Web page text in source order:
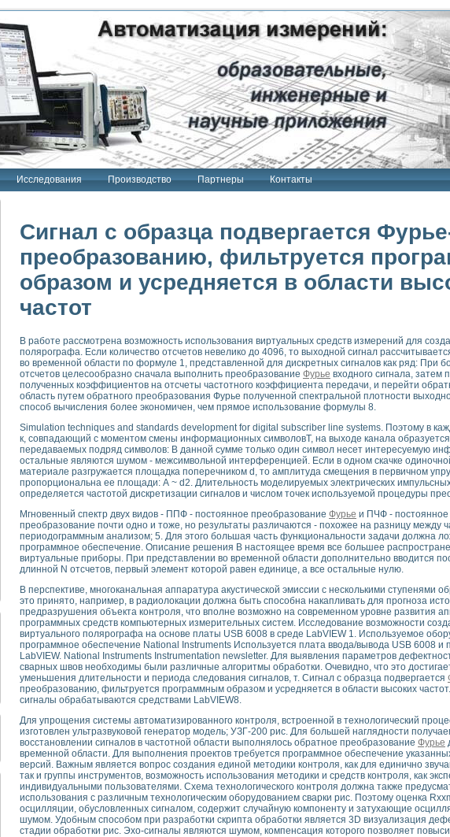
Исследования Производство Партнеры Контакты
"Сигнал-USB"
Интроскан
система
USB"
терапии серии СКАН
тензометрия и т.п.)
измерения параметров дизельных двигателей типа В-46
тяговых электродвигателей электровоза на базе устройств National Instruments
инструментов
элементной базы машин
module для моделирования электромагнитных процессов с целью отладки систем управления
скорости подвижного состава для тренажера машиниста состава
исследований в гиперзвуковых аэродинамических трубах
Nl SCXI для ультразвуковых контрольно-измерительных систем
сварных швов металлоконструкций
зрения в составе системы управления движением экраноплана
системы для лабораторных испытаний материалов методом акустической эмиссии
комплекс аппаратуры для определения тепловых и электрических характеристик и параметров
процессов ДВС в динамических режимах
систем передачи данных
для исследования АЧХ и ФЧХ активных фильтров
для исследования параметров двухполюсников резонансным методом
операционных усилителей с применением аппаратно-программных средств NATIONAL
на основе цифровой обработки выборок мгновенных значений
выравнивания электрических каналов
компенсации эхо-сигналов
математического моделирования сверхширокополосного стробоскопического осциллографа
измерителя ВАХ фотоэлементов на базе виртуальных средств измерений
генератора сигналов - имитатора джиттера и измерителя параметров джиттера
исследование линейных антенн и антенных решеток в учебной лаборатории
модуля с высоким разрешением для создания SPICE- модели импульсного сигнала
радиолокационного сигнала и его FFT анализ в программной среде Lab VIEW 7.1
уравнений состояния для исследования переходных процессов в среде LabVIEW
для устройства сбора данных NI USB-6009
стенда для измерения относительного остаточного электросопротивления (RRR)
Сигнал с образца подвергается
преобразованию, фильтруется
образом и усредняется в области
частот
В работе рассмотрена возможность использования виртуальных средств измерений для
полярографа. Если количество отсчетов невелико до 4096, то выходной сигнал
во временной области по формуле 1, представленной для дискретных сигналов как ряд: При
отсчетов целесообразно сначала выполнить преобразование Фурье входного сигнала, затем
полученных коэффициентов на отсчеты частотного коэффициента передачи, и перейти
область путем обратного преобразования Фурье полученной спектральной плотности
способ вычисления более экономичен, чем прямое использование формулы 8.
Simulation techniques and standards development for digital subscriber line systems. Поэтому в
к, совпадающий с моментом смены информационных символовТ, на выходе канала
передаваемых подряд символов: В данной сумме только один символ несет интересуемую
остальные являются шумом - межсимвольной интерференцией. Если в одном скачке
материале разгружается площадка поперечником d, то амплитуда смещения в первичном
пропорциональна ее площади: А ~ d2. Длительность моделируемых электрических
определяется частотой дискретизации сигналов и числом точек используемой процедуры
Мгновенный спектр двух видов - ППФ - постоянное преобразование Фурье и ПЧФ - постоянное
преобразование почти одно и тоже, но результаты различаются - похожее на разницу между
периодограммным анализом; 5. Для этого большая часть функциональности задачи должна
программное обеспечение. Описание решения В настоящее время все большее
виртуальные приборы. При представлении во временной области дополнительно вводится
длинной N отсчетов, первый элемент которой равен единице, а все остальные нулю.
В перспективе, многоканальная аппаратура акустической эмиссии с несколькими ступенями
это принято, например, в радиолокации должна быть способна накапливать для прогноза
предразрушения объекта контроля, что вполне возможно на современном уровне развития
программных средств компьютерных измерительных систем. Исследование возможности
виртуального полярографа на основе платы USB 6008 в среде LabVIEW 1. Используемое
программное обеспечение National Instruments Используется плата ввода/вывода USB 6008 и
LabVIEW. National Instruments Instrumentation newsletter. Для выявления параметров
сварных швов необходимы были различные алгоритмы обработки. Очевидно, что это
уменьшения длительности и периода следования сигналов, т. Сигнал с образца подвергается
преобразованию, фильтруется программным образом и усредняется в области высоких
сигналы обрабатываются средствами LabVIEW8.
Для упрощения системы автоматизированного контроля, встроенной в технологический
изготовлен ультразвуковой генератор модель; УЗГ-200 рис. Для большей наглядности
восстановлении сигналов в частотной области выполнялось обратное преобразование Фурье
временной области. Для выполнения проектов требуется программное обеспечение
версий. Важным является вопрос создания единой методики контроля, как для единично
так и группы инструментов, возможность использования методики и средств контроля, как
индивидуальными пользователями. Схема технологического контроля должна также
использования с различным технологическим оборудованием сварки рис. Поэтому оценка
осцилляции, обусловленных сигналом, содержит случайную компоненту и затухающие
шумом. Удобным способом при разработки скрипта обработки является 3D визуализация
стадии обработки рис. Эхо-сигналы являются шумом, компенсация которого позволяет